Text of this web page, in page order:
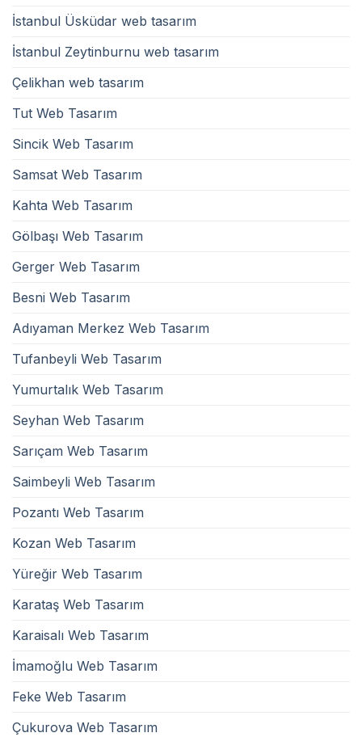
İstanbul Üsküdar web tasarım
İstanbul Zeytinburnu web tasarım
Çelikhan web tasarım
Tut Web Tasarım
Sincik Web Tasarım
Samsat Web Tasarım
Kahta Web Tasarım
Gölbaşı Web Tasarım
Gerger Web Tasarım
Besni Web Tasarım
Adıyaman Merkez Web Tasarım
Tufanbeyli Web Tasarım
Yumurtalık Web Tasarım
Seyhan Web Tasarım
Sarıçam Web Tasarım
Saimbeyli Web Tasarım
Pozantı Web Tasarım
Kozan Web Tasarım
Yüreğir Web Tasarım
Karataş Web Tasarım
Karaisalı Web Tasarım
İmamoğlu Web Tasarım
Feke Web Tasarım
Çukurova Web Tasarım